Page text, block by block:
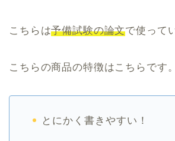
こちらは予備試験の論文で使って
こちらの商品の特徴はこちらです。
とにかく書きやすい！